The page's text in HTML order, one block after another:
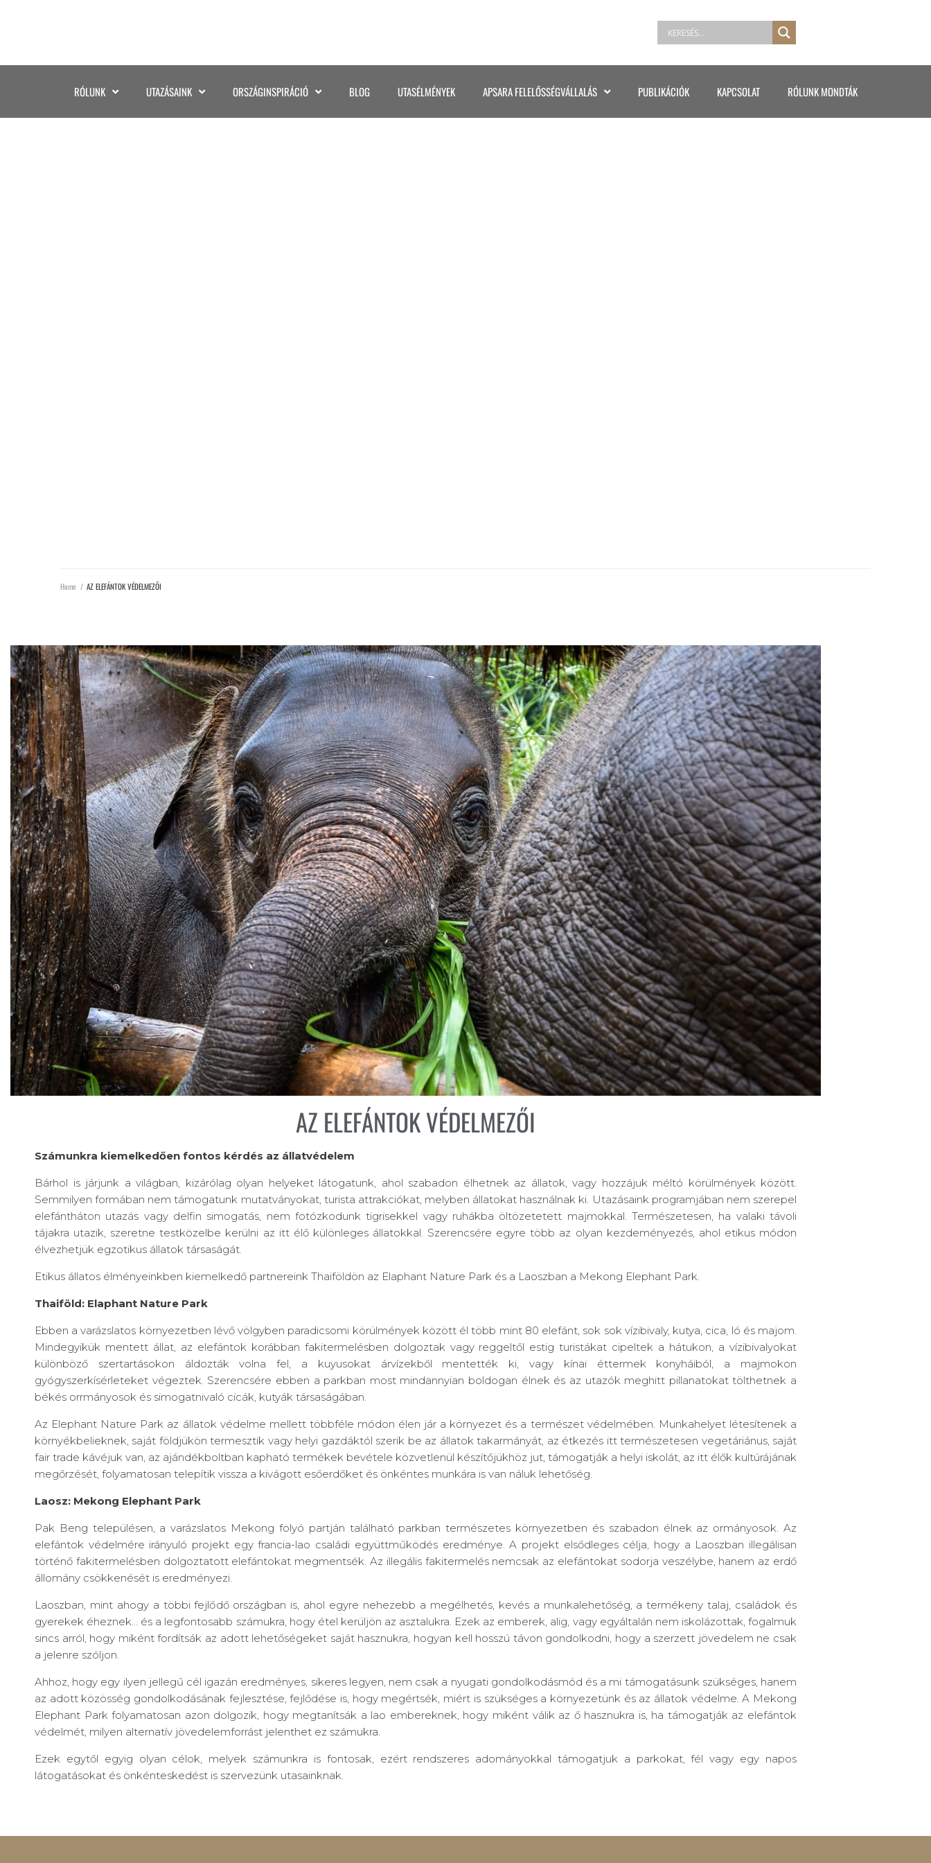
RÓLUNK UTAZÁSAINK ORSZÁGINSPIRÁCIÓ BLOG UTASÉLMÉNYEK APSARA FELELŐSSÉGVÁLLALÁS PUBLIKÁCIÓK KAPCSOLAT RÓLUNK MONDTÁK
Home / AZ ELEFÁNTOK VÉDELMEZŐI
AZ ELEFÁNTOK VÉDELMEZŐI
Számunkra kiemelkedően fontos kérdés az állatvédelem
Bárhol is járjunk a világban, kizárólag olyan helyeket látogatunk, ahol szabadon élhetnek az állatok, vagy hozzájuk méltó körülmények között.
Semmilyen formában nem támogatunk mutatványokat, turista attrakciókat, melyben állatokat használnak ki. Utazásaink programjában nem szerepel
elefántháton utazás vagy delfin simogatás, nem fotózkodunk tigrisekkel vagy ruhákba öltözetetett majmokkal. Természetesen, ha valaki távoli
tájakra utazik, szeretne testközelbe kerülni az itt élő különleges állatokkal. Szerencsére egyre több az olyan kezdeményezés, ahol etikus módon
élvezhetjük egzotikus állatok társaságát.
Etikus állatos élményeinkben kiemelkedő partnereink Thaiföldön az Elaphant Nature Park és a Laoszban a Mekong Elephant Park.
Thaiföld: Elaphant Nature Park
Ebben a varázslatos környezetben lévő völgyben paradicsomi körülmények között él több mint 80 elefánt, sok sok vízibivaly, kutya, cica, ló és majom.
Mindegyikük mentett állat, az elefántok korábban fakitermelésben dolgoztak vagy reggeltől estig turistákat cipeltek a hátukon, a vízibivalyokat
különböző szertartásokon áldozták volna fel, a kuyusokat árvízekből mentették ki, vagy kínai éttermek konyháiból, a majmokon
gyógyszerkísérleteket végeztek. Szerencsére ebben a parkban most mindannyian boldogan élnek és az utazók meghitt pillanatokat tölthetnek a
békés orrmányosok és simogatnivaló cicák, kutyák társaságában.
Az Elephant Nature Park az állatok védelme mellett többféle módon élen jár a környezet és a természet védelmében. Munkahelyet létesítenek a
környékbelieknek, saját földjükön termesztik vagy helyi gazdáktól szerik be az állatok takarmányát, az étkezés itt természetesen vegetáriánus, saját
fair trade kávéjuk van, az ajándékboltban kapható termékek bevétele közvetlenül készítőjükhöz jut, támogatják a helyi iskolát, az itt élők kultúrájának
megőrzését, folyamatosan telepítik vissza a kivágott esőerdőket és önkéntes munkára is van náluk lehetőség.
Laosz: Mekong Elephant Park
Pak Beng településen, a varázslatos Mekong folyó partján található parkban természetes környezetben és szabadon élnek az ormányosok. Az
elefántok védelmére irányuló projekt egy francia-lao családi együttműködés eredménye. A projekt elsődleges célja, hogy a Laoszban illegálisan
történő fakitermelésben dolgoztatott elefántokat megmentsék. Az illegális fakitermelés nemcsak az elefántokat sodorja veszélybe, hanem az erdő
állomány csökkenését is eredményezi.
Laoszban, mint ahogy a többi fejlődő országban is, ahol egyre nehezebb a megélhetés, kevés a munkalehetőség, a termékeny talaj, családok és
gyerekek éheznek… és a legfontosabb számukra, hogy étel kerüljön az asztalukra. Ezek az emberek, alig, vagy egyáltalán nem iskolázottak, fogalmuk
sincs arról, hogy miként fordítsák az adott lehetőségeket saját hasznukra, hogyan kell hosszú távon gondolkodni, hogy a szerzett jövedelem ne csak
a jelenre szóljon.
Ahhoz, hogy egy ilyen jellegű cél igazán eredményes, sikeres legyen, nem csak a nyugati gondolkodásmód és a mi támogatásunk szükséges, hanem
az adott közösség gondolkodásának fejlesztése, fejlődése is, hogy megértsék, miért is szükséges a környezetünk és az állatok védelme. A Mekong
Elephant Park folyamatosan azon dolgozik, hogy megtanítsák a lao embereknek, hogy miként válik az ő hasznukra is, ha támogatják az elefántok
védelmét, milyen alternatív jövedelemforrást jelenthet ez számukra.
Ezek egytől egyig olyan célok, melyek számunkra is fontosak, ezért rendszeres adományokkal támogatjuk a parkokat, fél vagy egy napos
látogatásokat és önkénteskedést is szervezünk utasainknak.